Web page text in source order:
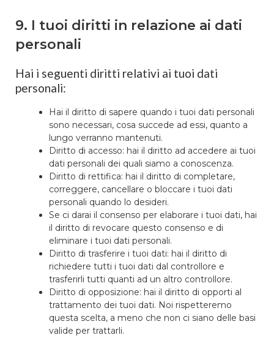
9. I tuoi diritti in relazione ai dati
personali
Hai i seguenti diritti relativi ai tuoi dati
personali:
Hai il diritto di sapere quando i tuoi dati personali
sono necessari, cosa succede ad essi, quanto a
lungo verranno mantenuti.
Diritto di accesso: hai il diritto ad accedere ai tuoi
dati personali dei quali siamo a conoscenza.
Diritto di rettifica: hai il diritto di completare,
correggere, cancellare o bloccare i tuoi dati
personali quando lo desideri.
Se ci darai il consenso per elaborare i tuoi dati, hai
il diritto di revocare questo consenso e di
eliminare i tuoi dati personali.
Diritto di trasferire i tuoi dati: hai il diritto di
richiedere tutti i tuoi dati dal controllore e
trasferirli tutti quanti ad un altro controllore.
Diritto di opposizione: hai il diritto di opporti al
trattamento dei tuoi dati. Noi rispetteremo
questa scelta, a meno che non ci siano delle basi
valide per trattarli.